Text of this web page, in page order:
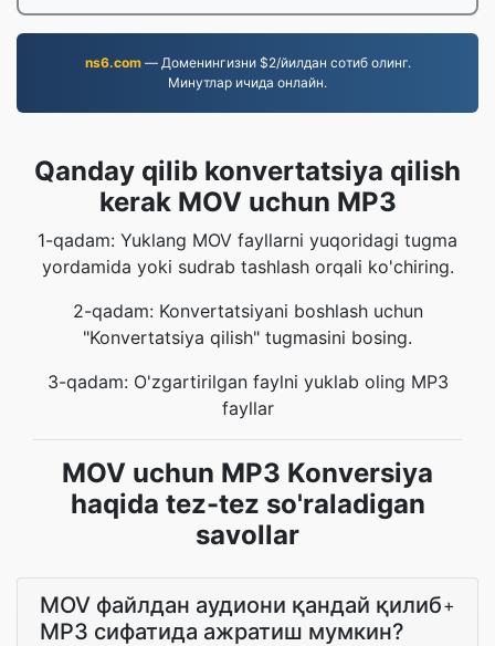
ns6.com— Доменингизни $2/йилдан сотиб олинг.
Минутлар ичида онлайн.
Qanday qilib konvertatsiya qilish
kerak MOV uchun MP3
1-qadam: Yuklang MOV fayllarni yuqoridagi tugma
yordamida yoki sudrab tashlash orqali ko'chiring.
2-qadam: Konvertatsiyani boshlash uchun
"Konvertatsiya qilish" tugmasini bosing.
3-qadam: O'zgartirilgan faylni yuklab oling MP3
fayllar
MOV uchun MP3 Konversiya
haqida tez-tez so'raladigan
savollar
MOV файлдан аудиони қандай қилиб
MP3 сифатида ажратиш мумкин?
+